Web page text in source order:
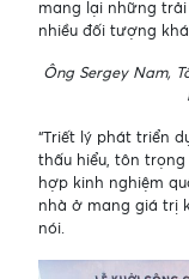
mang lại những
nhiều đối tượng
Ông Sergey Nam,
“Triết lý phát triển
thấu hiểu, tôn
hợp kinh nghiệm
nhà ở mang giá trị
nói.